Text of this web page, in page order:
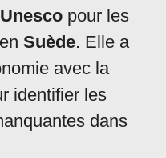
pour les
Suède. Elle a
avec la
identifier les
dans